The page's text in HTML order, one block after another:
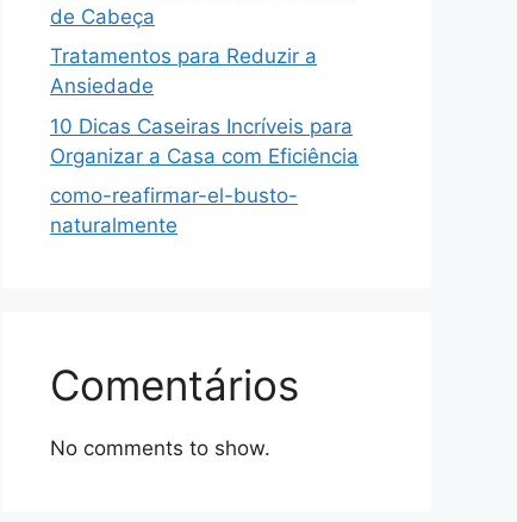
de Cabeça
Tratamentos para Reduzir a
Ansiedade
10 Dicas Caseiras Incríveis para
Organizar a Casa com Eficiência
como-reafirmar-el-busto-
naturalmente
Comentários
No comments to show.